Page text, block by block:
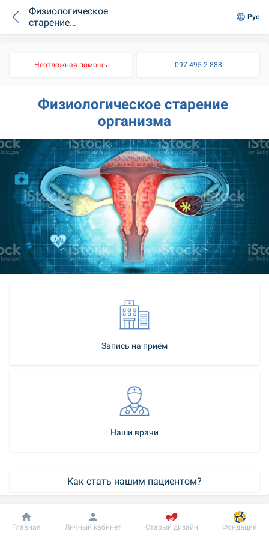
Физиологическое
старение
организма
Рус
Неотложная помощь 097 495 2 888
Физиологическое старение
организма
Запись на приём
Наши врачи
Как стать нашим пациентом?
Контакт-центр
Добробут Информация Пациенту
Главная Личный кабинет Старый дизайн Фондация